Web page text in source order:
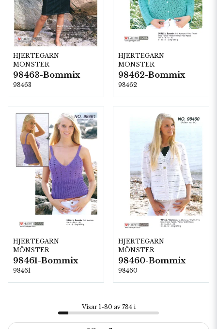
HJERTEGARN
MÖNSTER
98463-Bommix
98463
HJERTEGARN
MÖNSTER
98462-Bommix
98462
HJERTEGARN
MÖNSTER
98461-Bommix
98461
HJERTEGARN
MÖNSTER
98460-Bommix
98460
Visar 1-80 av 784 i